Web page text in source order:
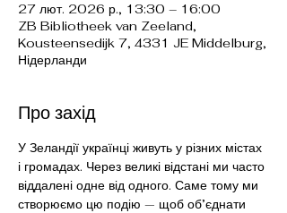
27 лют. 2026 р., 13:30 – 16:00
ZB Bibliotheek van Zeeland,
Kousteensedijk 7, 4331 JE Middelburg,
Нідерланди
Про захід
У Зеландії українці живуть у різних містах
і громадах. Через великі відстані ми часто
віддалені одне від одного. Саме тому ми
створюємо цю подію — щоб об’єднати